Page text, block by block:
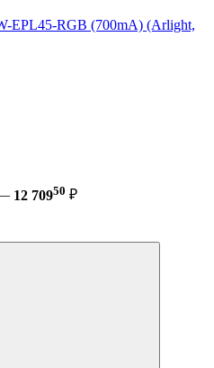
EPL45-RGB (700mA) (Arlight,
12 70950 ₽